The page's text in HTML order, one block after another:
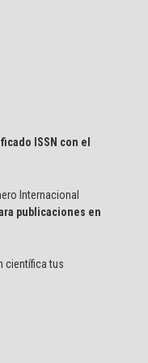
ISSN con el
Internacional
publicaciones en
científica tus